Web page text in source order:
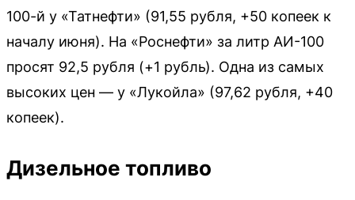
100-й у «Татнефти» (91,55 рубля, +50 копеек к
началу июня). На «Роснефти» за литр АИ-100
просят 92,5 рубля (+1 рубль). Одна из самых
высоких цен — у «Лукойла» (97,62 рубля, +40
копеек).
Дизельное топливо